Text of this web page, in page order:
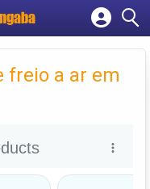
empresa
freio a ar em